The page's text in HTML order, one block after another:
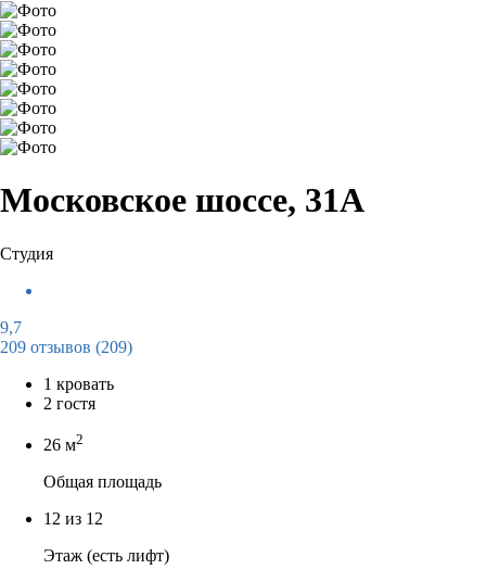
Московское шоссе, 31А
Студия
9,7
209 отзывов (209)
1 кровать
2 гостя
26 м2
Общая площадь
12 из 12
Этаж (есть лифт)